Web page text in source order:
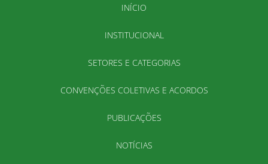
INÍCIO
INSTITUCIONAL
SETORES E CATEGORIAS
CONVENÇÕES COLETIVAS E ACORDOS
PUBLICAÇÕES
NOTÍCIAS